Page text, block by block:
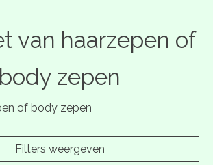
van haarzepen of
body zepen
of body zepen
Filters weergeven